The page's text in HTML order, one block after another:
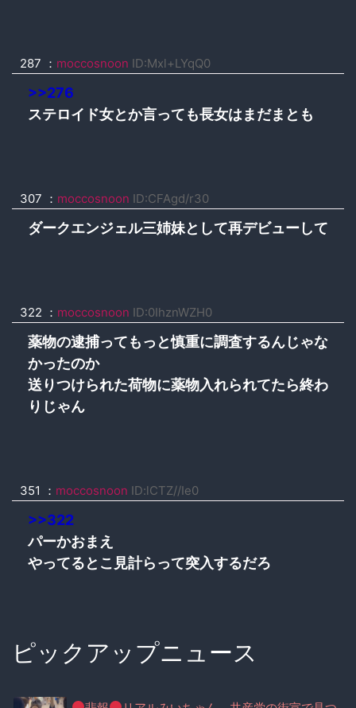
287 ： moccosnoon ID:Mxl+LYqQ0
>>276
ステロイド女とか言っても長女はまだまとも
307 ： moccosnoon ID:CFAgd/r30
ダークエンジェル三姉妹として再デビューして
322 ： moccosnoon ID:0IhznWZH0
薬物の逮捕ってもっと慎重に調査するんじゃな
かったのか
送りつけられた荷物に薬物入れられてたら終わ
りじゃん
351 ： moccosnoon ID:lCTZ//Ie0
>>322
パーかおまえ
やってるとこ見計らって突入するだろ
ピックアップニュース